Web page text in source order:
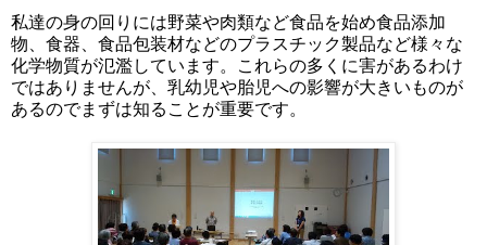
私達の身の回りには野菜や肉類など食品を始め食品添加
物、食器、食品包装材などのプラスチック製品など様々な
化学物質が氾濫しています。これらの多くに害があるわけ
ではありませんが、乳幼児や胎児への影響が大きいものが
あるのでまずは知ることが重要です。